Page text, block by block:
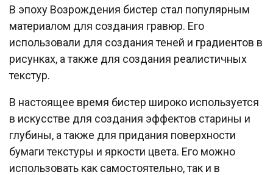
В эпоху Возрождения бистер стал популярным
материалом для создания гравюр. Его
использовали для создания теней и градиентов в
рисунках, а также для создания реалистичных
текстур.
В настоящее время бистер широко используется
в искусстве для создания эффектов старины и
глубины, а также для придания поверхности
бумаги текстуры и яркости цвета. Его можно
использовать как самостоятельно, так и в